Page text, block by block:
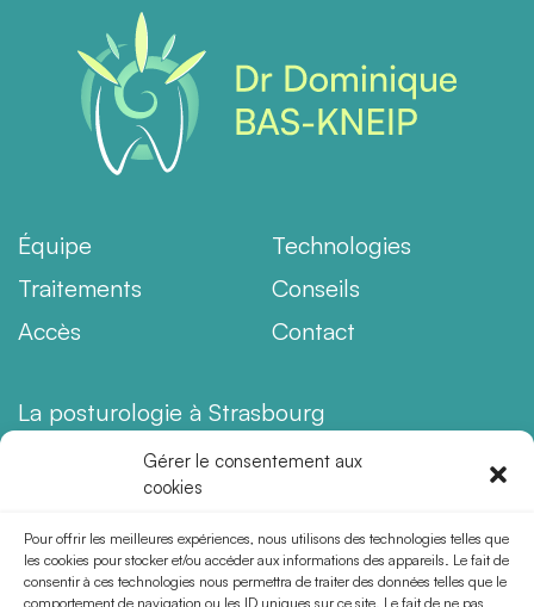
Gérer le consentement aux
cookies
Pour offrir les meilleures expériences, nous utilisons des technologies telles que
les cookies pour stocker et/ou accéder aux informations des appareils. Le fait de
consentir à ces technologies nous permettra de traiter des données telles que le
comportement de navigation ou les ID uniques sur ce site. Le fait de ne pas
Équipe
Technologies
Traitements
Conseils
Accès
Contact
La posturologie à Strasbourg
Orthodontie enfant à Strasbourg
Aligneurs invisibles à Strasbourg
Orthodontie & Migraines
Orthodontie & Bruxisme